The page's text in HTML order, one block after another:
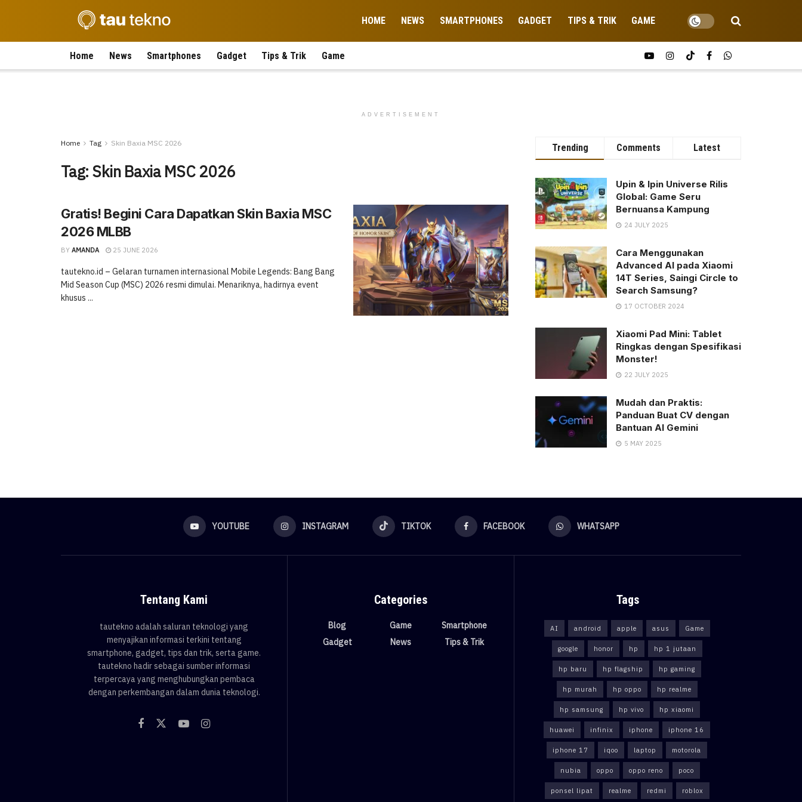
HOME NEWS SMARTPHONES GADGET TIPS & TRIK GAME
Home News Smartphones Gadget Tips & Trik Game
ADVERTISEMENT
Home Tag Skin Baxia MSC 2026
Tag: Skin Baxia MSC 2026
Gratis! Begini Cara Dapatkan Skin Baxia MSC
2026 MLBB
BY AMANDA 25 JUNE 2026
tautekno.id – Gelaran turnamen internasional Mobile Legends: Bang Bang
Mid Season Cup (MSC) 2026 resmi dimulai. Menariknya, hadirnya event
khusus ...
Trending Comments Latest
Upin & Ipin Universe Rilis
Global: Game Seru
Bernuansa Kampung
24 JULY 2025
Cara Menggunakan
Advanced AI pada Xiaomi
14T Series, Saingi Circle to
Search Samsung?
17 OCTOBER 2024
Xiaomi Pad Mini: Tablet
Ringkas dengan Spesifikasi
Monster!
22 JULY 2025
Mudah dan Praktis:
Panduan Buat CV dengan
Bantuan AI Gemini
5 MAY 2025
YOUTUBE INSTAGRAM TIKTOK FACEBOOK WHATSAPP
Tentang Kami
tautekno adalah saluran teknologi yang
menyajikan informasi terkini tentang
smartphone, gadget, tips dan trik, serta game.
tautekno hadir sebagai sumber informasi
terpercaya yang menghubungkan pembaca
dengan perkembangan dalam dunia teknologi.
Categories
Blog
Gadget
Game
News
Smartphone
Tips & Trik
Tags
AI android apple asus Game
google honor hp hp 1 jutaan
hp baru hp flagship hp gaming
hp murah hp oppo hp realme
hp samsung hp vivo hp xiaomi
huawei infinix iphone iphone 16
iphone 17 iqoo laptop motorola
nubia oppo oppo reno poco
ponsel lipat realme redmi roblox